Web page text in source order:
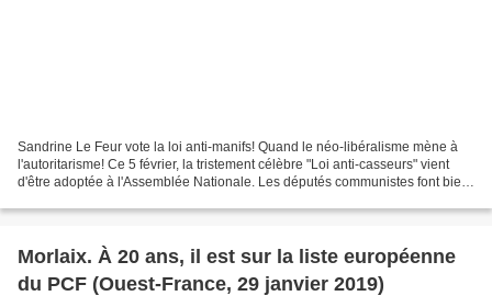
Sandrine Le Feur vote la loi anti-manifs! Quand le néo-libéralisme mène à
l'autoritarisme! Ce 5 février, la tristement célèbre "Loi anti-casseurs" vient
d'être adoptée à l'Assemblée Nationale. Les députés communistes font bien
Morlaix. À 20 ans, il est sur la liste européenne
du PCF (Ouest-France, 29 janvier 2019)